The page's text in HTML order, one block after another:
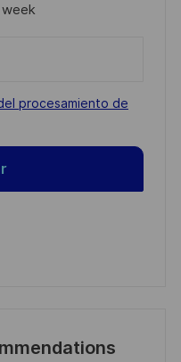
procesamiento de